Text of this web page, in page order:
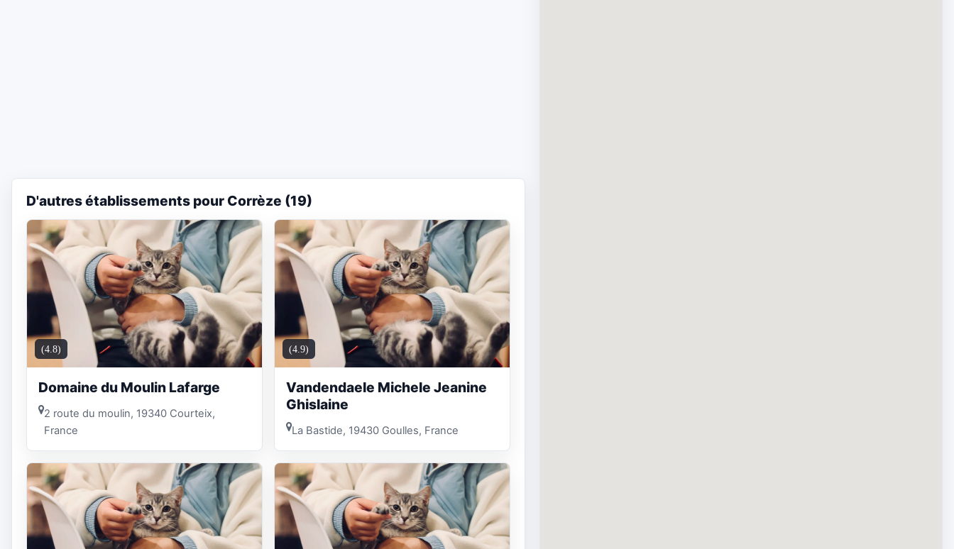
D'autres établissements pour Corrèze (19)
(4.8)
Domaine du Moulin Lafarge
2 route du moulin, 19340 Courteix,
France
(4.9)
Vandendaele Michele Jeanine
Ghislaine
La Bastide, 19430 Goulles, France